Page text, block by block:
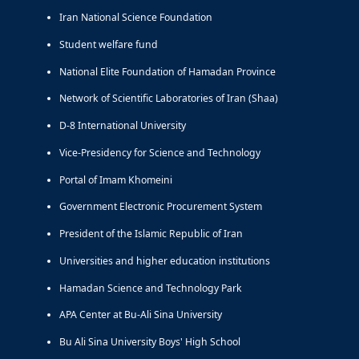
Iran National Science Foundation
Student welfare fund
National Elite Foundation of Hamadan Province
Network of Scientific Laboratories of Iran (Shaa)
D-8 International University
Vice-Presidency for Science and Technology
Portal of Imam Khomeini
Government Electronic Procurement System
President of the Islamic Republic of Iran
Universities and higher education institutions
Hamadan Science and Technology Park
APA Center at Bu-Ali Sina University
Bu Ali Sina University Boys' High School